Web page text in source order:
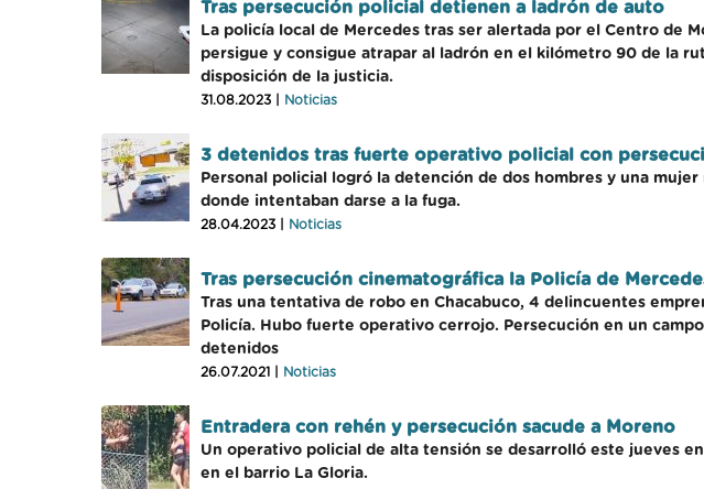
Tras persecución policial detienen a ladrón de auto
La policía local de Mercedes tras ser alertada por el Centro de
persigue y consigue atrapar al ladrón en el kilómetro 90 de la
disposición de la justicia.
31.08.2023 | Noticias
3 detenidos tras fuerte operativo policial con
Personal policial logró la detención de dos hombres y una
donde intentaban darse a la fuga.
28.04.2023 | Noticias
Tras persecución cinematográfica la Policía de
Tras una tentativa de robo en Chacabuco, 4 delincuentes
Policía. Hubo fuerte operativo cerrojo. Persecución en un
detenidos
26.07.2021 | Noticias
Entradera con rehén y persecución sacude a Moreno
Un operativo policial de alta tensión se desarrolló este jueves
en el barrio La Gloria.